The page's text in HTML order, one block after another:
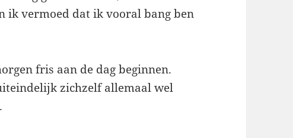
ik vermoed dat ik vooral bang ben
fris aan de dag beginnen.
zichzelf allemaal wel